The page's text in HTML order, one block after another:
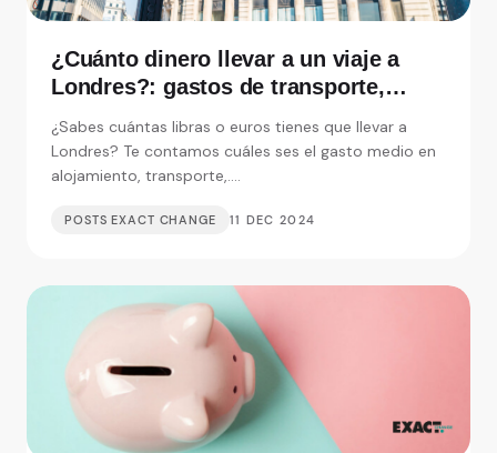
¿Cuánto dinero llevar a un viaje a
Londres?: gastos de transporte,
¿Sabes cuántas libras o euros tienes que llevar a
Londres? Te contamos cuáles ses el gasto medio en
alojamiento, transporte,....
POSTS EXACT CHANGE 11 DEC 2024